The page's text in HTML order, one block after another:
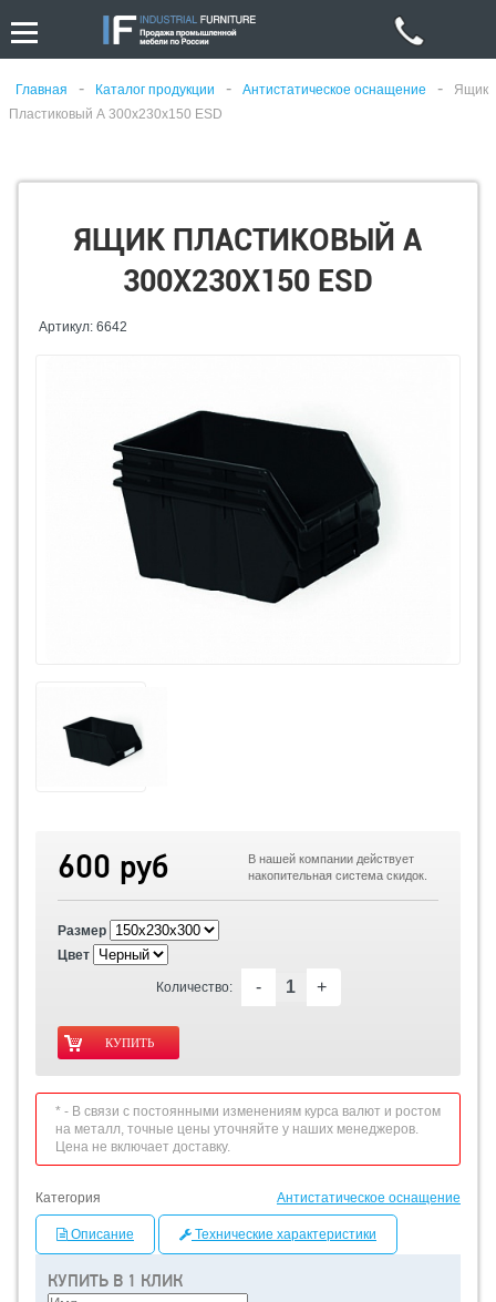
Главная - Каталог продукции - Антистатическое оснащение -
Ящик
Пластиковый А 300х230х150 ESD
ЯЩИК ПЛАСТИКОВЫЙ А
300Х230Х150 ESD
Артикул: 6642
КУПИТЬ В 1 КЛИК
600 руб
В нашей компании действует
накопительная система скидок.
Размер
Цвет
Количество: - +
* - В связи с постоянными изменениям курса валют и ростом
на металл, точные цены уточняйте у наших менеджеров.
Цена не включает доставку.
Категория Антистатическое оснащение
Описание Технические характеристики